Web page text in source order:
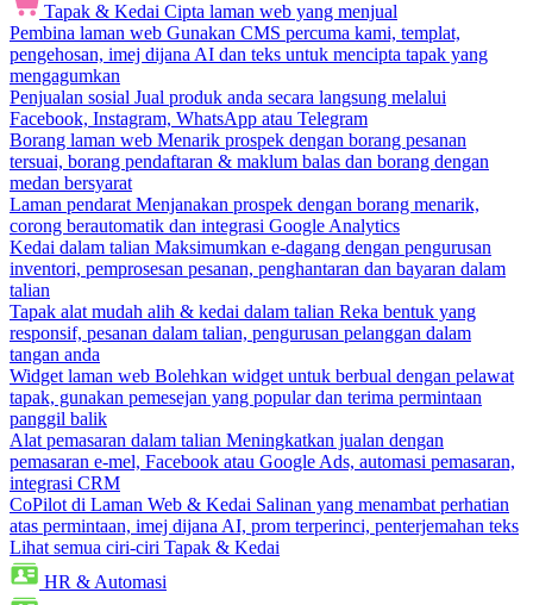
Tapak & Kedai Cipta laman web yang menjual
Pembina laman web Gunakan CMS percuma kami, templat,
pengehosan, imej dijana AI dan teks untuk mencipta tapak yang
mengagumkan
Penjualan sosial Jual produk anda secara langsung melalui
Facebook, Instagram, WhatsApp atau Telegram
Borang laman web Menarik prospek dengan borang pesanan
tersuai, borang pendaftaran & maklum balas dan borang dengan
medan bersyarat
Laman pendarat Menjanakan prospek dengan borang menarik,
corong berautomatik dan integrasi Google Analytics
Kedai dalam talian Maksimumkan e-dagang dengan pengurusan
inventori, pemprosesan pesanan, penghantaran dan bayaran dalam
talian
Tapak alat mudah alih & kedai dalam talian Reka bentuk yang
responsif, pesanan dalam talian, pengurusan pelanggan dalam
tangan anda
Widget laman web Bolehkan widget untuk berbual dengan pelawat
tapak, gunakan pemesejan yang popular dan terima permintaan
panggil balik
Alat pemasaran dalam talian Meningkatkan jualan dengan
pemasaran e-mel, Facebook atau Google Ads, automasi pemasaran,
integrasi CRM
CoPilot di Laman Web & Kedai Salinan yang menambat perhatian
atas permintaan, imej dijana AI, prom terperinci, penterjemahan teks
Lihat semua ciri-ciri Tapak & Kedai
HR & Automasi